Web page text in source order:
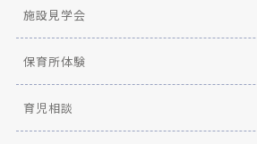
施設見学会
保育所体験
育児相談